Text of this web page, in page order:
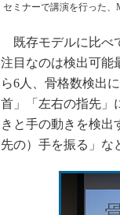
セミナーで講演を行った、
既存モデルに比べ
注目なのは検出可能
ら6人、骨格数検出
首」「左右の指先」
きと手の動きを検出
先の）手を振る」な